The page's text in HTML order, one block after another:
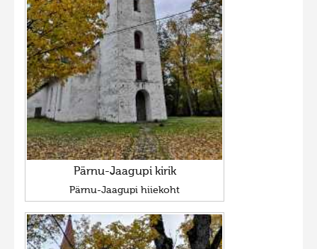
Pärnu-Jaagupi kirik
Pärnu-Jaagupi hiiekoht